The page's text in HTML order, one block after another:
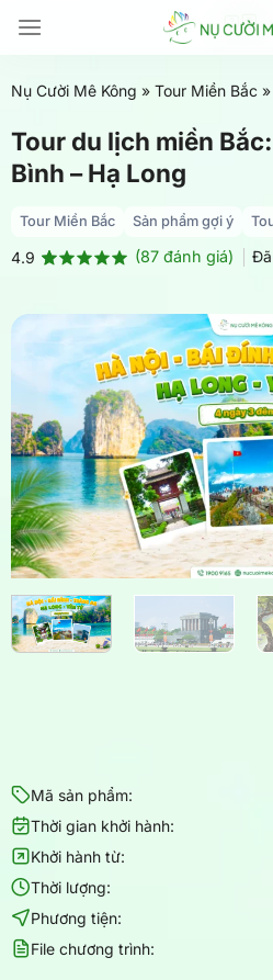
đến
dung
Nụ Cười Mê Kông » Tour Miền Bắc »
Tour du lịch miền
Bình – Hạ Long
Tour Miền Bắc Sản phẩm gợi ý
4.9
đánh giá
(87đánh giá)
Mã sản phẩm:
Thời gian khởi hành:
Khởi hành từ:
Thời lượng:
Phương tiện:
File chương trình: